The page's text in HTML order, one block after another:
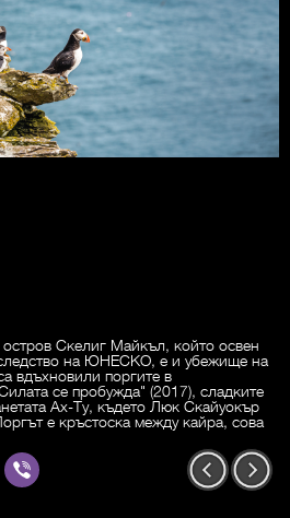
Скелиг Майкъл, който освен
на ЮНЕСКО, е и убежище на
вдъхновили поргите в
се пробужда" (2017), сладките
Ах-Ту, където Люк Скайуокър
е кръстоска между кайра, сова